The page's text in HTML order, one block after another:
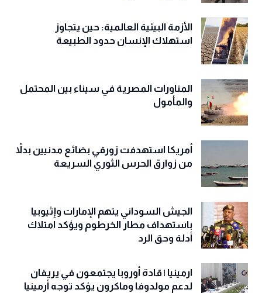
الأزمة البيئية العالمية: حين يتجاوز
استهلاك الإنسان حدود الطبيعة
المناورات المصرية في سيناء بين المحتمل
والمأمول
أمريكا استهدفت زورقي بضائع مدنيين بدلاً
من زوارق الحرس الثوري السريعة
الجيش السوداني يتهم الإمارات وإثيوبيا
باستهداف مطار الخرطوم ويؤكد امتلاك
أدلة وحق الرد
ارمينيا | قادة أوروبا يجتمعون في يريفان
لدعم مولدوفا وماكرون يؤكد توجه أرمينيا